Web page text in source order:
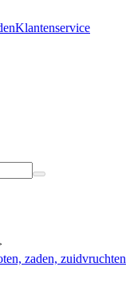
Klantenservice
zaden, zuidvruchten